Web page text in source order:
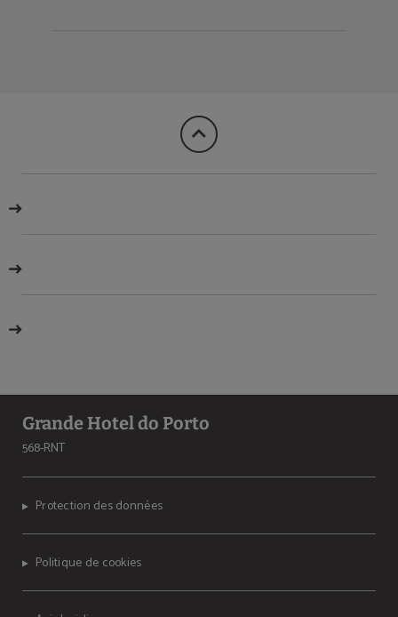
Grande Hotel do Porto
568-RNT
Protection des données
Politique de cookies